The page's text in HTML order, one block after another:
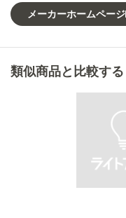
メーカーホームページ
類似商品と比較する